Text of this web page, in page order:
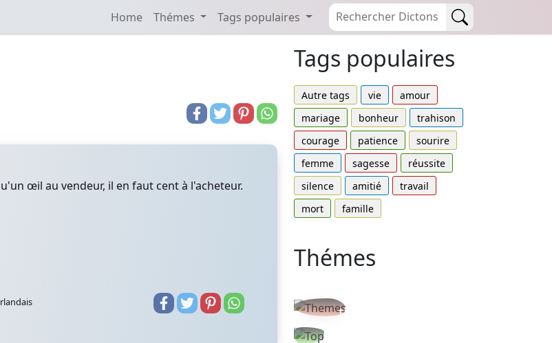
Home Thémes Tags populaires
œil au vendeur, il en faut cent à l'acheteur.
Tags populaires
Autre tags vie
amour
mariage
bonheur
trahison
courage
patience
sourire
femme
sagesse
réussite
silence
amitié
travail
mort
famille
Thémes
thèmes